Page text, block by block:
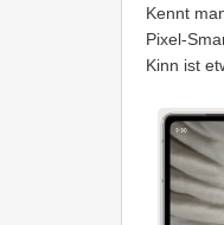
Kennt
Pixel-
Kinn ist